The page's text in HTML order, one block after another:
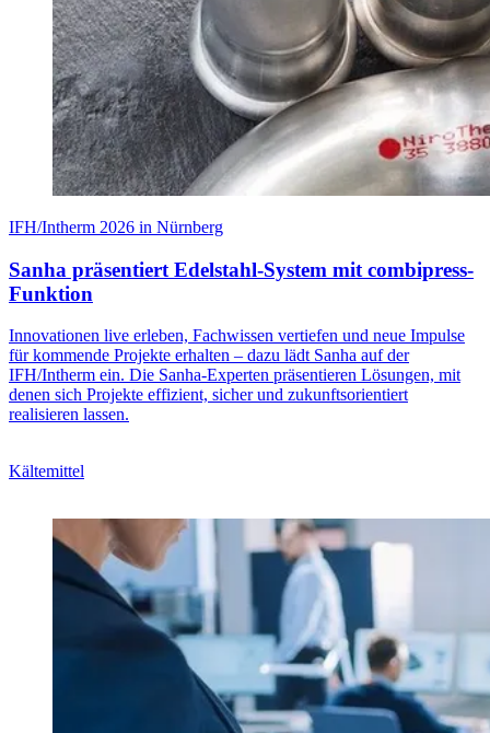
IFH/Intherm 2026 in Nürnberg
Sanha präsentiert Edelstahl-System mit combipress-
Funktion
Innovationen live erleben, Fachwissen vertiefen und neue Impulse
für kommende Projekte erhalten – dazu lädt Sanha auf der
IFH/Intherm ein. Die Sanha-Experten präsentieren Lösungen, mit
denen sich Projekte effizient, sicher und zukunftsorientiert
realisieren lassen.
Kältemittel